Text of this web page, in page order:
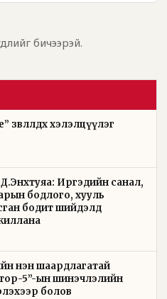
бичээрэй.
зөвлөлдөх хэлэлцүүлэг
Иргэдийн санал,
бодлого, хууль
бодит шийдэлд
нэн шаардлагатай
5”-ын шинэчлэлийн
болов